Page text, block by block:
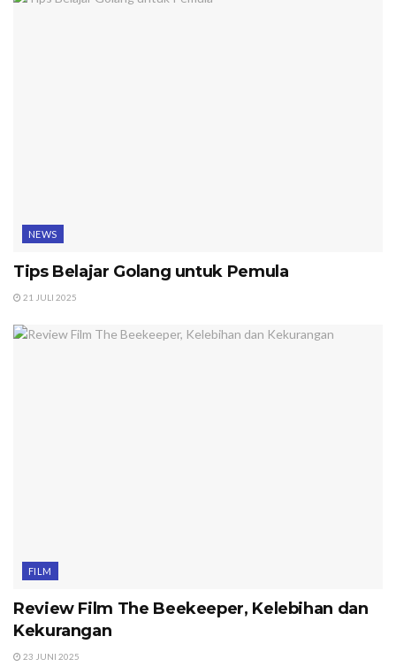
NEWS
Tips Belajar Golang untuk Pemula
21 JULI 2025
FILM
Review Film The Beekeeper, Kelebihan dan
Kekurangan
23 JUNI 2025